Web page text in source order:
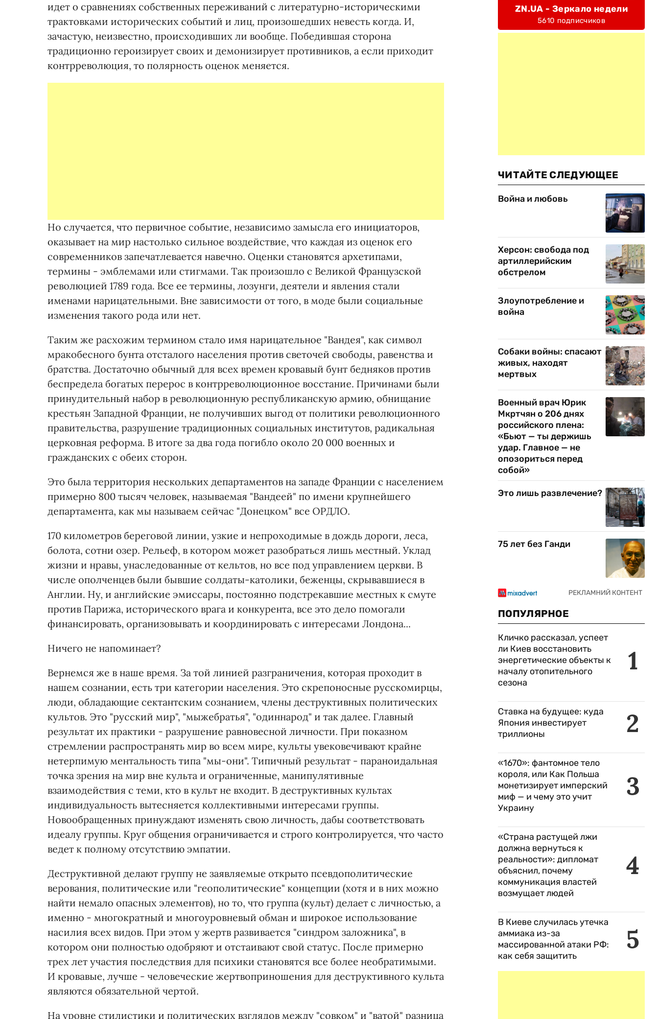
идет о сравнениях собственных переживаний с литературно-историческими
трактовками исторических событий и лиц, произошедших невесть когда. И,
зачастую, неизвестно, происходивших ли вообще. Победившая сторона
традиционно героизирует своих и демонизирует противников, а если приходит
контрреволюция, то полярность оценок меняется.
Но случается, что первичное событие, независимо замысла его инициаторов,
оказывает на мир настолько сильное воздействие, что каждая из оценок его
современников запечатлевается навечно. Оценки становятся архетипами,
термины - эмблемами или стигмами. Так произошло с Великой Французской
революцией 1789 года. Все ее термины, лозунги, деятели и явления стали
именами нарицательными. Вне зависимости от того, в моде были социальные
изменения такого рода или нет.
Таким же расхожим термином стало имя нарицательное "Вандея", как символ
мракобесного бунта отсталого населения против светочей свободы, равенства и
братства. Достаточно обычный для всех времен кровавый бунт бедняков против
беспредела богатых перерос в контрреволюционное восстание. Причинами были
принудительный набор в революционную республиканскую армию, обнищание
крестьян Западной Франции, не получивших выгод от политики революционного
правительства, разрушение традиционных социальных институтов, радикальная
церковная реформа. В итоге за два года погибло около 20 000 военных и
гражданских с обеих сторон.
Это была территория нескольких департаментов на западе Франции с населением
примерно 800 тысяч человек, называемая "Вандеей" по имени крупнейшего
департамента, как мы называем сейчас "Донецком" все ОРДЛО.
170 километров береговой линии, узкие и непроходимые в дождь дороги, леса,
болота, сотни озер. Рельеф, в котором может разобраться лишь местный. Уклад
жизни и нравы, унаследованные от кельтов, но все под управлением церкви. В
числе ополченцев были бывшие солдаты-католики, беженцы, скрывавшиеся в
Англии. Ну, и английские эмиссары, постоянно подстрекавшие местных к смуте
против Парижа, исторического врага и конкурента, все это дело помогали
финансировать, организовывать и координировать с интересами Лондона...
Ничего не напоминает?
Вернемся же в наше время. За той линией разграничения, которая проходит в
нашем сознании, есть три категории населения. Это скрепоносные русскомирцы,
люди, обладающие сектантским сознанием, члены деструктивных политических
культов. Это "русский мир", "мыжебратья", "одиннарод" и так далее. Главный
результат их практики - разрушение равновесной личности. При показном
стремлении распространять мир во всем мире, культы увековечивают крайне
нетерпимую ментальность типа "мы-они". Типичный результат - параноидальная
точка зрения на мир вне культа и ограниченные, манипулятивные
взаимодействия с теми, кто в культ не входит. В деструктивных культах
индивидуальность вытесняется коллективными интересами группы.
Новообращенных принуждают изменять свою личность, дабы соответствовать
идеалу группы. Круг общения ограничивается и строго контролируется, что часто
ведет к полному отсутствию эмпатии.
Деструктивной делают группу не заявляемые открыто псевдополитические
верования, политические или "геополитические" концепции (хотя и в них можно
найти немало опасных элементов), но то, что группа (культ) делает с личностью, а
именно - многократный и многоуровневый обман и широкое использование
насилия всех видов. При этом у жертв развивается "синдром заложника", в
котором они полностью одобряют и отстаивают свой статус. После примерно
трех лет участия последствия для психики становятся все более необратимыми.
И кровавые, лучше - человеческие жертвоприношения для деструктивного культа
являются обязательной чертой.
На уровне стилистики и политических взглядов между "совком" и "ватой" разница
ZN.UA - Зеркало недели
5610 подписчиков
ЧИТАЙТЕ СЛЕДУЮЩЕЕ
Война и любовь
Херсон: свобода под
артиллерийским
обстрелом
Злоупотребление и
война
Собаки войны: спасают
живых, находят
мертвых
Военный врач Юрик
Мкртчян о 206 днях
российского плена:
«Бьют — ты держишь
удар. Главное — не
опозориться перед
собой»
Это лишь развлечение?
75 лет без Ганди
ПОПУЛЯРНОЕ
1
Кличко рассказал, успеет
ли Киев восстановить
энергетические объекты к
началу отопительного
сезона
2
Ставка на будущее: куда
Япония инвестирует
триллионы
3
«1670»: фантомное тело
короля, или Как Польша
монетизирует имперский
миф — и чему это учит
Украину
4
«Страна растущей лжи
должна вернуться к
реальности»: дипломат
объяснил, почему
коммуникация властей
возмущает людей
5
В Киеве случилась утечка
аммиака из-за
массированной атаки РФ:
как себя защитить